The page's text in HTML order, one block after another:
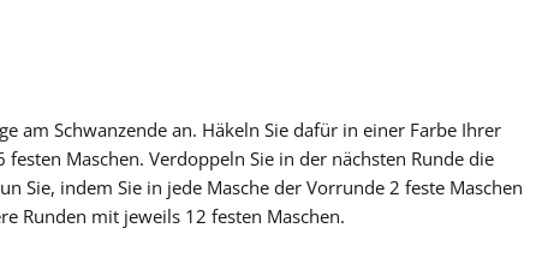
am Schwanzende an. Häkeln Sie dafür in einer Farbe Ihrer
Maschen. Verdoppeln Sie in der nächsten Runde die
Sie, indem Sie in jede Masche der Vorrunde 2 feste Maschen
Runden mit jeweils 12 festen Maschen.